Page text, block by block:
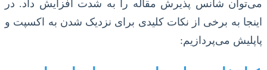
می‌توان شانس پذیرش مقاله را به شدت افزایش داد. در
اینجا به برخی از نکات کلیدی برای نزدیک شدن به اکسپت و
پاپلیش می‌پردازیم: